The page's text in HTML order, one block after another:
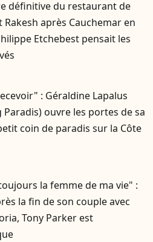
définitive du restaurant de
Rakesh après Cauchemar en
Etchebest pensait les
: Géraldine Lapalus
Paradis) ouvre les portes de sa
coin de paradis sur la Côte
la femme de ma vie" :
la fin de son couple avec
Tony Parker est